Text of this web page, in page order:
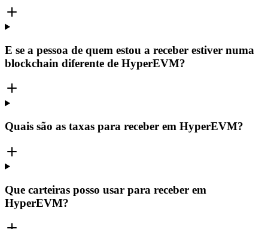
E se a pessoa de quem estou a receber estiver numa
blockchain diferente de HyperEVM?
Quais são as taxas para receber em HyperEVM?
Que carteiras posso usar para receber em
HyperEVM?